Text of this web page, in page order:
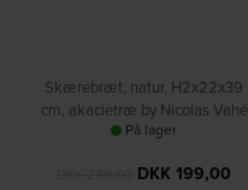
Skærebræt, natur, H2x22x39
cm, akacietræ by Nicolas Vahé
På lager
DKK 199,00